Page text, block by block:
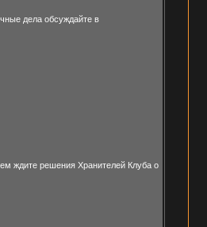
дела обсуждайте в
ждите решения Хранителей Клуба о